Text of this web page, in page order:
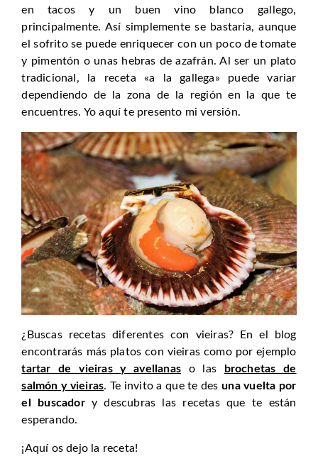
en tacos y un buen vino blanco gallego,
principalmente. Así simplemente se bastaría, aunque
el sofrito se puede enriquecer con un poco de tomate
y pimentón o unas hebras de azafrán. Al ser un plato
tradicional, la receta «a la gallega» puede variar
dependiendo de la zona de la región en la que te
encuentres. Yo aquí te presento mi versión.
¿Buscas recetas diferentes con vieiras? En el blog
encontrarás más platos con vieiras como por ejemplo
tartar de vieiras y avellanaso las
brochetas de
salmón y vieiras. Te invito a que te desuna vuelta por
el buscadory descubras las recetas que te están
esperando.
¡Aquí os dejo la receta!